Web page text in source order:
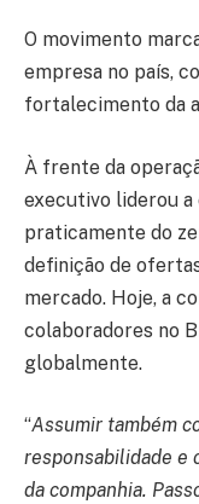
O movimento
empresa no país,
fortalecimento da
À frente da
executivo liderou a
praticamente do
definição de
mercado. Hoje, a
colaboradores no
globalmente.
“Assumir também
responsabilidade e
da companhia.